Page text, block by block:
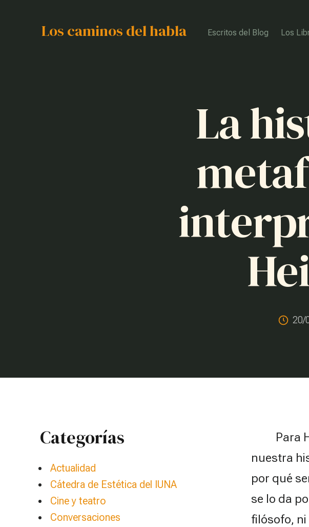
Los caminos del habla Escritos del Blog Los
La
20/
Categorías
Actualidad
Cátedra de Estética del IUNA
Cine y teatro
Conversaciones
Para
nuestra
por qué
se lo da
filósofo,